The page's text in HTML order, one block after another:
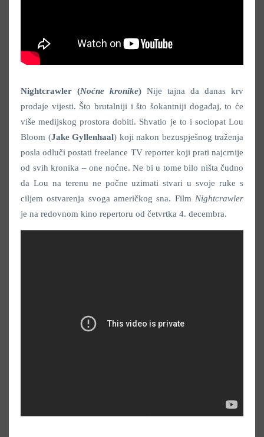
Nightcrawler (Noćne kronike) Nije tajna da danas krv
prodaje vijesti. Što brutalniji i što šokantniji događaj, to će
više medijskog prostora dobiti. Shvatio je to i sociopat Lou
Bloom (Jake Gyllenhaal) koji nakon bezuspješnog traženja
posla odluči postati freelance TV reporter koji prati najcrnije
od svih kronika – one noćne. Ne bi u tome bilo ništa čudno
da Lou na terenu ne počne uzimati stvari u svoje ruke s
ciljem ostvarenja svoga američkog sna. Film Nightcrawler
je na redovnom kino repertoru od četvrtka 4. decembra.